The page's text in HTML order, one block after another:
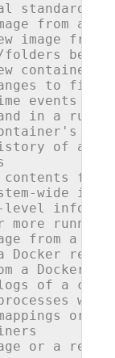
standard
from a
image from
container
to
events
in a
of
an
wide
level
more
from a tar
Docker
a Docker
of a
or a
or a